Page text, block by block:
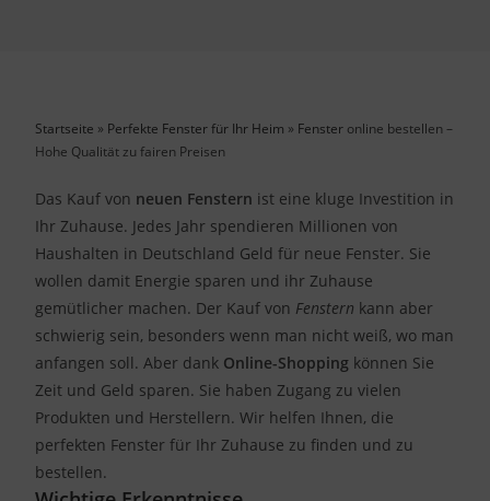
Startseite » Perfekte Fenster für Ihr Heim » Fenster online bestellen –
Hohe Qualität zu fairen Preisen
Das Kauf von neuen Fenstern ist eine kluge Investition in
Ihr Zuhause. Jedes Jahr spendieren Millionen von
Haushalten in Deutschland Geld für neue Fenster. Sie
wollen damit Energie sparen und ihr Zuhause
gemütlicher machen. Der Kauf von Fenstern kann aber
schwierig sein, besonders wenn man nicht weiß, wo man
anfangen soll. Aber dank Online-Shopping können Sie
Zeit und Geld sparen. Sie haben Zugang zu vielen
Produkten und Herstellern. Wir helfen Ihnen, die
perfekten Fenster für Ihr Zuhause zu finden und zu
bestellen.